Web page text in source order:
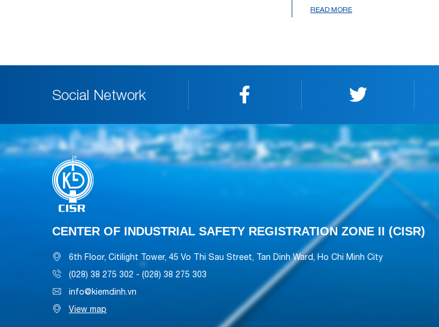
READ MORE
Social Network
CENTER OF INDUSTRIAL SAFETY REGISTRATION ZONE II (CISR)
6th Floor, Citilight Tower, 45 Vo Thi Sau Street, Tan Dinh Ward, Ho Chi Minh City
(028) 38 275 302 - (028) 38 275 303
info@kiemdinh.vn
View map